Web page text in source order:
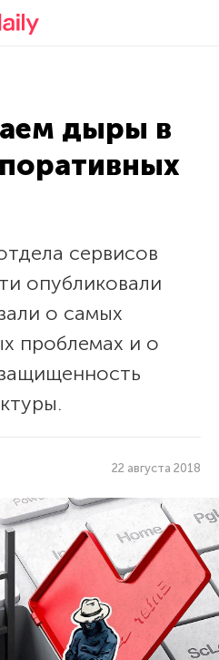
Касперского
дыры в
сервисов
опубликовали
о самых
проблемах и о
22 августа 2018